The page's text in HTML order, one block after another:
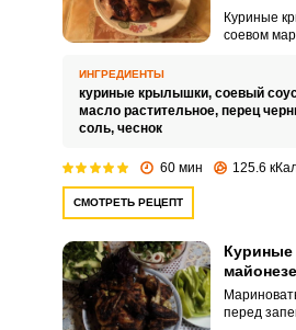
Куриные
соевом
опытом
и яркий
соус. В
кисло-
ИНГРЕДИЕНТЫ
куриные крылышки, соевый
масло растительное, перец
соль, чеснок
60 мин 125.6
СМОТРЕТЬ РЕЦЕПТ
перед